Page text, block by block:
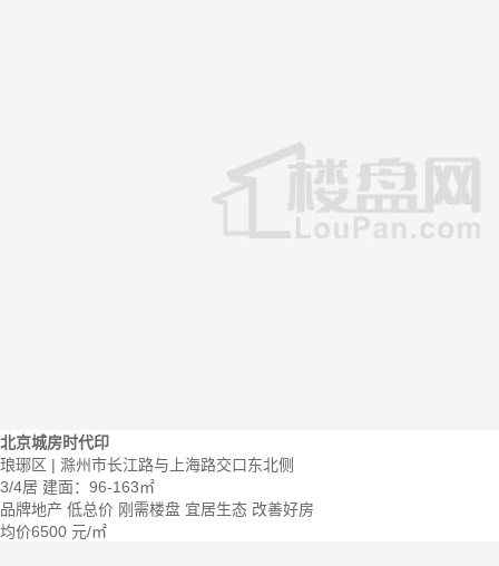
北京城房时代印
琅琊区 | 滁州市长江路与上海路交口东北侧
3/4居 建面：96-163㎡
品牌地产 低总价 刚需楼盘 宜居生态 改善好房
均价6500 元/㎡